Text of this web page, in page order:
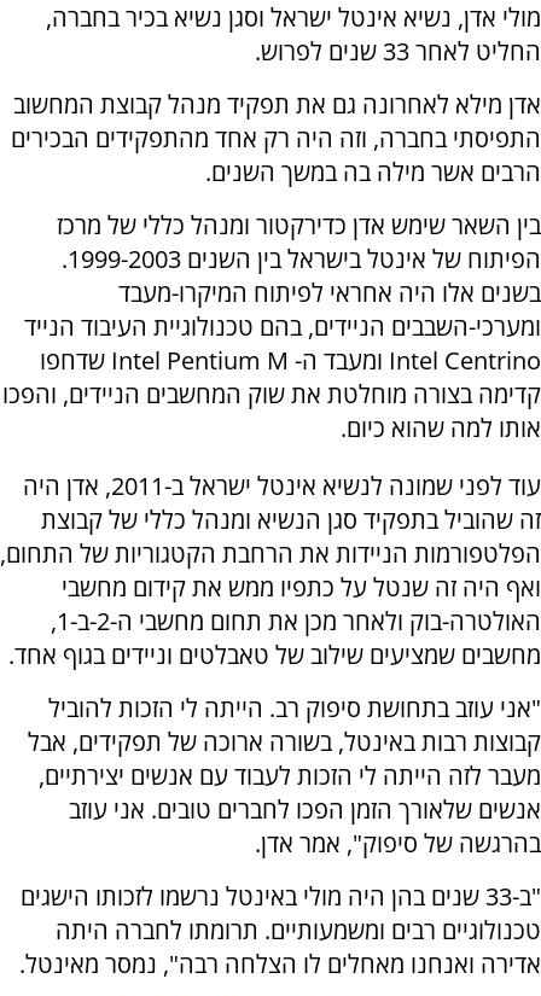
מולי אדן, נשיא אינטל ישראל וסגן נשיא בכיר בחברה,
החליט לאחר 33 שנים לפרוש.
אדן מילא לאחרונה גם את תפקיד מנהל קבוצת המחשוב
התפיסתי בחברה, וזה היה רק אחד מהתפקידים הבכירים
הרבים אשר מילה בה במשך השנים.
בין השאר שימש אדן כדירקטור ומנהל כללי של מרכז
הפיתוח של אינטל בישראל בין השנים 1999-2003.
בשנים אלו היה אחראי לפיתוח המיקרו-מעבד
ומערכי-השבבים הניידים, בהם טכנולוגיית העיבוד הנייד
Intel Centrino ומעבד ה- Intel Pentium M שדחפו
קדימה בצורה מוחלטת את שוק המחשבים הניידים, והפכו
אותו למה שהוא כיום.
עוד לפני שמונה לנשיא אינטל ישראל ב-2011, אדן היה
זה שהוביל בתפקיד סגן הנשיא ומנהל כללי של קבוצת
הפלטפורמות הניידות את הרחבת הקטגוריות של התחום,
ואף היה זה שנטל על כתפיו ממש את קידום מחשבי
האולטרה-בוק ולאחר מכן את תחום מחשבי ה-2-ב-1,
מחשבים שמציעים שילוב של טאבלטים וניידים בגוף אחד.
"אני עוזב בתחושת סיפוק רב. הייתה לי הזכות להוביל
קבוצות רבות באינטל, בשורה ארוכה של תפקידים, אבל
מעבר לזה הייתה לי הזכות לעבוד עם אנשים יצירתיים,
אנשים שלאורך הזמן הפכו לחברים טובים. אני עוזב
בהרגשה של סיפוק", אמר אדן.
"ב-33 שנים בהן היה מולי באינטל נרשמו לזכותו הישגים
טכנולוגיים רבים ומשמעותיים. תרומתו לחברה היתה
אדירה ואנחנו מאחלים לו הצלחה רבה", נמסר מאינטל.